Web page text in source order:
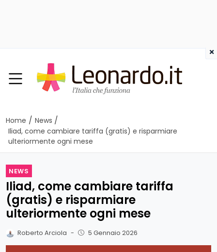
Home / News /
Iliad, come cambiare tariffa (gratis) e risparmiare
ulteriormente ogni mese
NEWS
Iliad, come cambiare tariffa
(gratis) e risparmiare
ulteriormente ogni mese
Roberto Arciola - 5 Gennaio 2026
×